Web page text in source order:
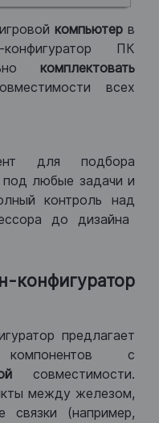
компьютер в
-конфигуратор ПК
комплектовать
всех
для подбора
под любые задачи и
контроль над
до дизайна
конфигуратор
предлагает
с
совместимости.
между железом,
связки (например,